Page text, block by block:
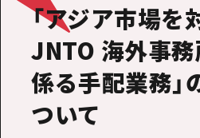
「アジア市場を
JNTO 海外事
係る手配業務」
ついて